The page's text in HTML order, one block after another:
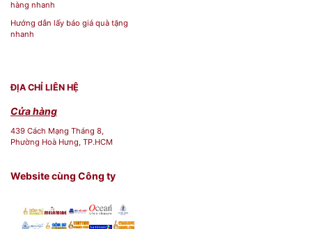
hàng nhanh
Hướng dẫn lấy báo giá quà tặng
nhanh
ĐỊA CHỈ LIÊN HỆ
Cửa hàng
439 Cách Mạng Tháng 8,
Phường Hoà Hưng, TP.HCM
Website cùng Công ty